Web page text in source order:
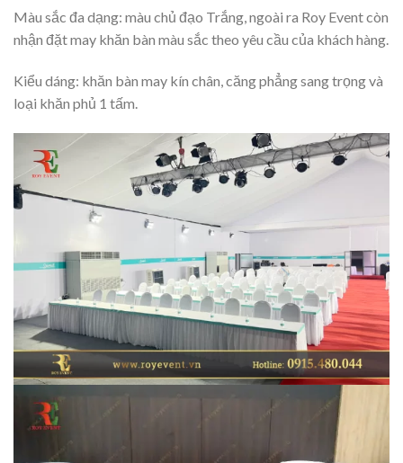
Màu sắc đa dạng: màu chủ đạo Trắng, ngoài ra Roy Event còn
nhận đặt may khăn bàn màu sắc theo yêu cầu của khách hàng.
Kiểu dáng: khăn bàn may kín chân, căng phẳng sang trọng và
loại khăn phủ 1 tấm.